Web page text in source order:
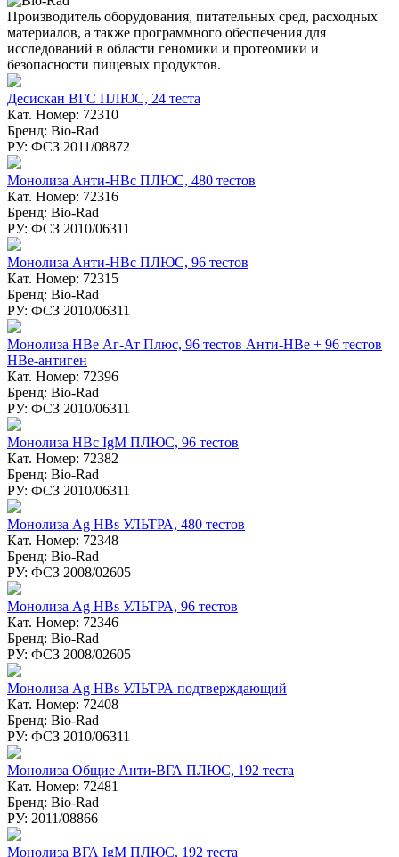
Производитель оборудования, питательных сред, расходных
материалов, а также программного обеспечения для
исследований в области геномики и протеомики и
безопасности пищевых продуктов.
Десискан ВГC ПЛЮС, 24 теста
Кат. Номер: 72310
Бренд: Bio-Rad
РУ: ФСЗ 2011/08872
Монолиза Анти-HBc ПЛЮС, 480 тестов
Кат. Номер: 72316
Бренд: Bio-Rad
РУ: ФСЗ 2010/06311
Монолиза Анти-HBc ПЛЮС, 96 тестов
Кат. Номер: 72315
Бренд: Bio-Rad
РУ: ФСЗ 2010/06311
Монолиза HBе Аг-Ат Плюс, 96 тестов Анти-НВе + 96 тестов
НВе-антиген
Кат. Номер: 72396
Бренд: Bio-Rad
РУ: ФСЗ 2010/06311
Монолиза HBc IgM ПЛЮС, 96 тестов
Кат. Номер: 72382
Бренд: Bio-Rad
РУ: ФСЗ 2010/06311
Монолиза Ag HBs УЛЬТРА, 480 тестов
Кат. Номер: 72348
Бренд: Bio-Rad
РУ: ФСЗ 2008/02605
Монолиза Ag HBs УЛЬТРА, 96 тестов
Кат. Номер: 72346
Бренд: Bio-Rad
РУ: ФСЗ 2008/02605
Монолиза Ag HBs УЛЬТРА подтверждающий
Кат. Номер: 72408
Бренд: Bio-Rad
РУ: ФСЗ 2010/06311
Монолиза Общие Анти-ВГА ПЛЮС, 192 теста
Кат. Номер: 72481
Бренд: Bio-Rad
РУ: 2011/08866
Монолиза ВГА IgM ПЛЮС, 192 теста